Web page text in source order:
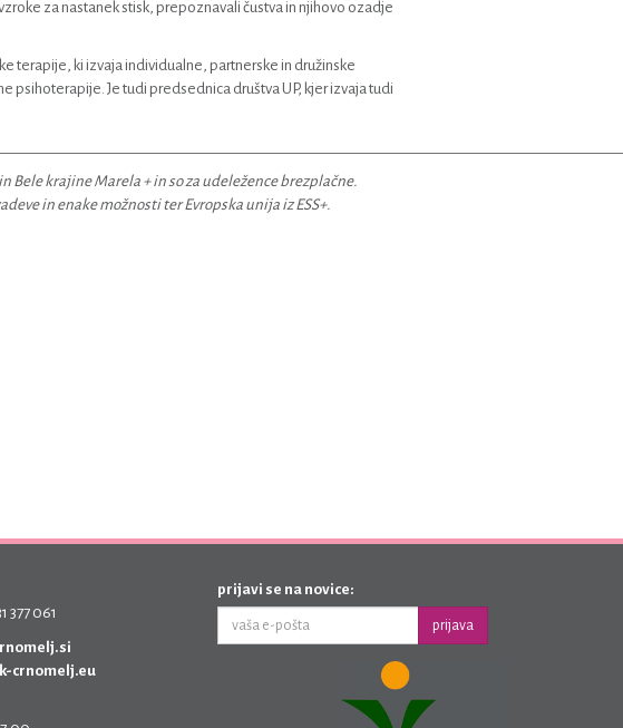
za nastanek stisk, prepoznavali čustva in njihovo ozadje
terapije, ki izvaja individualne, partnerske in družinske
Je tudi predsednica društva UP, kjer izvaja tudi
Bele krajine Marela + in so za udeležence brezplačne.
in enake možnosti ter Evropska unija iz ESS+.
377 061
crnomelj.eu
prijavi se na novice:
prijava